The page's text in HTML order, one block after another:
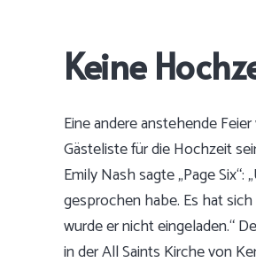
Keine
Eine andere anstehende
Gästeliste für die Hochzeit
Emily Nash sagte „Page
gesprochen habe. Es hat
wurde er nicht eingeladen.“
in der All Saints Kirche von